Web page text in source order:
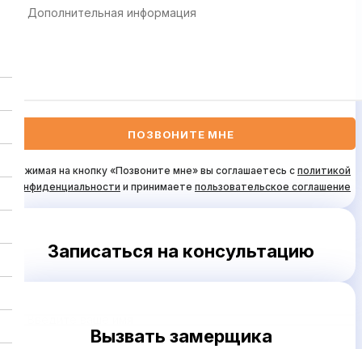
Нажимая на кнопку «Позвоните мне» вы соглашаетесь с политикой
конфиденциальности и принимаете пользовательское соглашение
Записаться на консультацию
Вызвать замерщика